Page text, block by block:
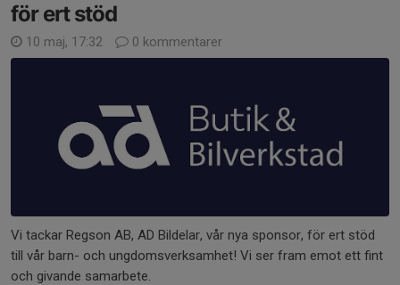
för ert stöd
10 maj, 17:32 0 kommentarer
Vi tackar Regson AB, AD Bildelar, vår nya sponsor, för ert stöd
till vår barn- och ungdomsverksamhet! Vi ser fram emot ett fint
och givande samarbete.